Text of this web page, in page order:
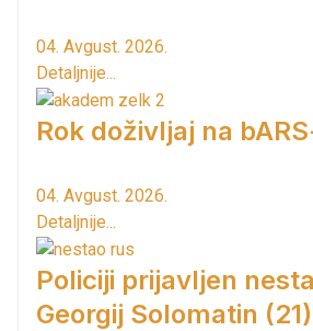
04. Avgust. 2026.
Detaljnije...
Rok doživljaj na
04. Avgust. 2026.
Detaljnije...
Policiji prijavljen
Georgij Solomatin (21)